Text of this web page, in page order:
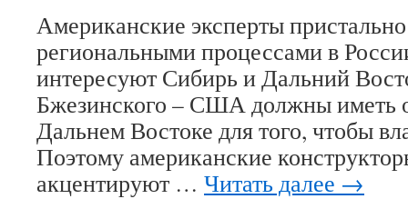
Американские эксперты
региональными процессами в
интересуют Сибирь и Дальний
Бжезинского – США должны иметь
Дальнем Востоке для того, чтобы
Поэтому американские
акцентируют … Читать далее →